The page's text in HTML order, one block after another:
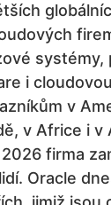
systémy,
i cloudovou
v
v Africe i v
firma
Oracle